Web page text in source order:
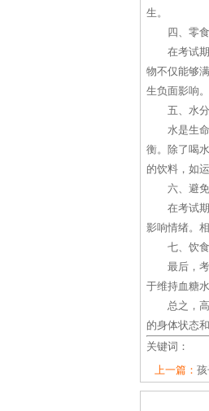
生。
四、零
在考试
物不仅能够
生负面影响
五、水
水是生
衡。除了喝
的饮料，如
六、避
在考试
影响情绪。
七、饮
最后，
于维持血糖
总之，
的身体状态
关键词：
上一篇：